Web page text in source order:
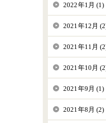
2022年1月 (1)
2021年12月
2021年11月
2021年10月
2021年9月 (1)
2021年8月 (2)